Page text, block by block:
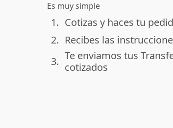
Es muy simple
done
1. Cotizas y haces tu
done
2. Recibes las
done
3. Te enviamos tus
cotizados